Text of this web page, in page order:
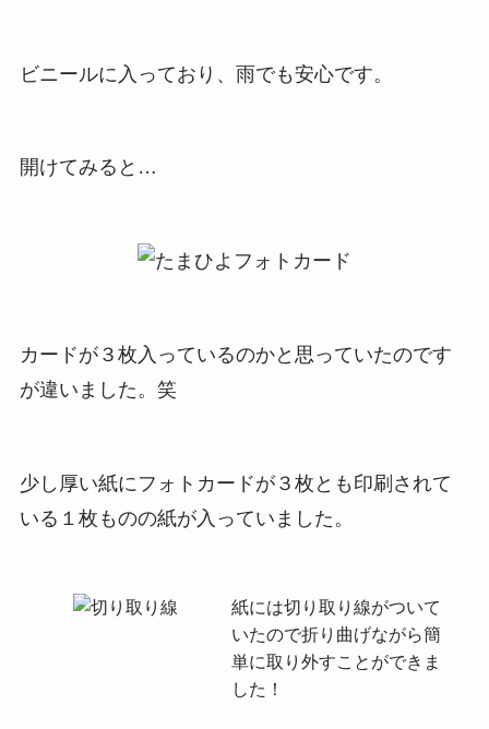
ビニールに入っており、雨でも安心です。
開けてみると…
カードが３枚入っているのかと思っていたのです
が違いました。笑
少し厚い紙にフォトカードが３枚とも印刷されて
いる１枚ものの紙が入っていました。
紙には切り取り線がついて
いたので折り曲げながら簡
単に取り外すことができま
した！